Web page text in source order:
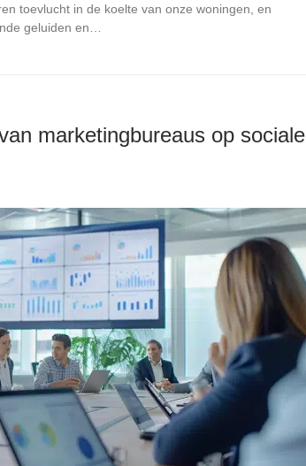
toevlucht in de koelte van onze woningen, en
geluiden en…
marketingbureaus op sociale